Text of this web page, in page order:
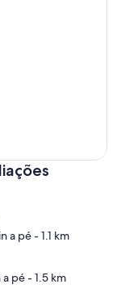
a pé- 1.1 km
a pé- 1.5 km